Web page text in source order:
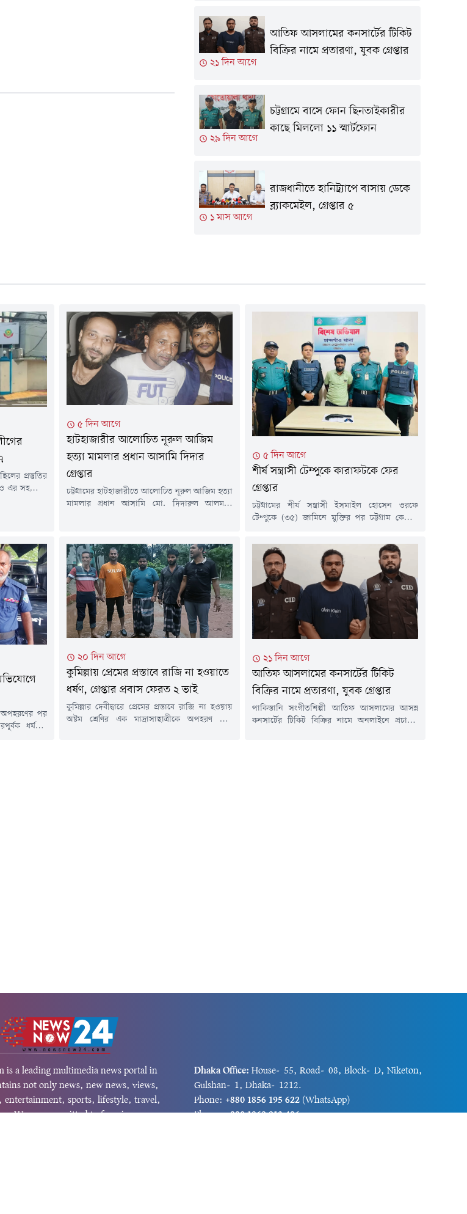
২১ দিন আগে
আতিফ আসলামের কনসার্টের টিকিট
বিক্রির নামে প্রতারণা, যুবক গ্রেপ্তার
২৯ দিন আগে
চট্টগ্রামে বাসে ফোন ছিনতাইকারীর
কাছে মিললো ১১ স্মার্টফোন
১ মাস আগে
রাজধানীতে হানিট্র্যাপে বাসায় ডেকে
ব্ল্যাকমেইল, গ্রেপ্তার ৫
প্রস্তুতির
এর সহযোগী
মো. আরিফ
আহমেদ
৫ দিন আগে
হাটহাজারীর আলোচিত নূরুল আজিম
হত্যা মামলার প্রধান আসামি দিদার
গ্রেপ্তার
চট্টগ্রামের হাটহাজারীতে আলোচিত নূরুল আজিম হত্যা
মামলার প্রধান আসামি মো. দিদারুল আলমকে
হয়।পুলিশ জানায়, হাটহাজারী মডেল থানার
পরিদর্শক (তদন্ত) মোস্তাকের নেতৃত্বে একটি বিশেষ দল
গোপন তথ্যের ভিত্তিতে অভিযান চালিয়ে...
৫ দিন আগে
শীর্ষ সন্ত্রাসী টেম্পুকে কারাফটকে ফের
গ্রেপ্তার
চট্টগ্রামের শীর্ষ সন্ত্রাসী ইসমাইল হোসেন ওরফে
টেম্পুকে (৩৫) জামিনে মুক্তির পর চট্টগ্রাম কেন্দ্রীয়
মামলায় আবার গ্রেপ্তার করেছে পুলিশ।রবিবার (২
আগস্ট) বিষয়টি নিশ্চিত করেছেন সিএমপির উপ-
পুলিশ কমিশনার (প্রসিকিউশন) মুহাম্মদ হাসান
ইকবাল চৌধুরী।তিনি বলেন, টেম্পু একজন দুর্ধর্ষ
সন্ত্রাসী। অতীতে ১৩ বার গ্রেপ্তার হলেও প্রতিবারই
জামিনে...
অপহরণের পর
ধর্ষণের
২০ দিন আগে
কুমিল্লায় প্রেমের প্রস্তাবে রাজি না হওয়াতে
ধর্ষণ, গ্রেপ্তার প্রবাস ফেরত ২ ভাই
কুমিল্লার দেবীদ্বারে প্রেমের প্রস্তাবে রাজি না হওয়ায়
অষ্টম শ্রেণির এক মাদ্রাসাছাত্রীকে অপহরণ করে
২১ দিন আগে
আতিফ আসলামের কনসার্টের টিকিট
বিক্রির নামে প্রতারণা, যুবক গ্রেপ্তার
পাকিস্তানি সংগীতশিল্পী আতিফ আসলামের আসন্ন
কনসার্টের টিকিট বিক্রির নামে অনলাইনে প্রচারণা
is a leading multimedia news portal in
not only news, new news, views,
sports, lifestyle, travel,
We are committed to focusing on
Dhaka Office: House-55, Road-08, Block-D, Niketon,
Gulshan-1, Dhaka-1212.
Phone: +880 1856 195 622 (WhatsApp)
Phone:+880 1869 913 486